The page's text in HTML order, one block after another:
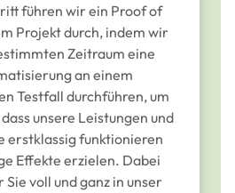
führen wir ein Proof of
Projekt durch, indem wir
Zeitraum eine
an einem
Testfall durchführen, um
unsere Leistungen und
erstklassig funktionieren
Effekte erzielen. Dabei
voll und ganz in unser